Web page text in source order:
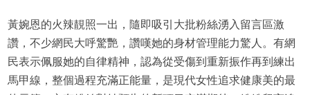
黃婉恩的火辣靚照一出，隨即吸引大批粉絲湧入留言區激
讚，不少網民大呼驚艷，讚嘆她的身材管理能力驚人。有網
民表示佩服她的自律精神，認為從受傷到重新振作再到練出
馬甲線，整個過程充滿正能量，是現代女性追求健康美的最